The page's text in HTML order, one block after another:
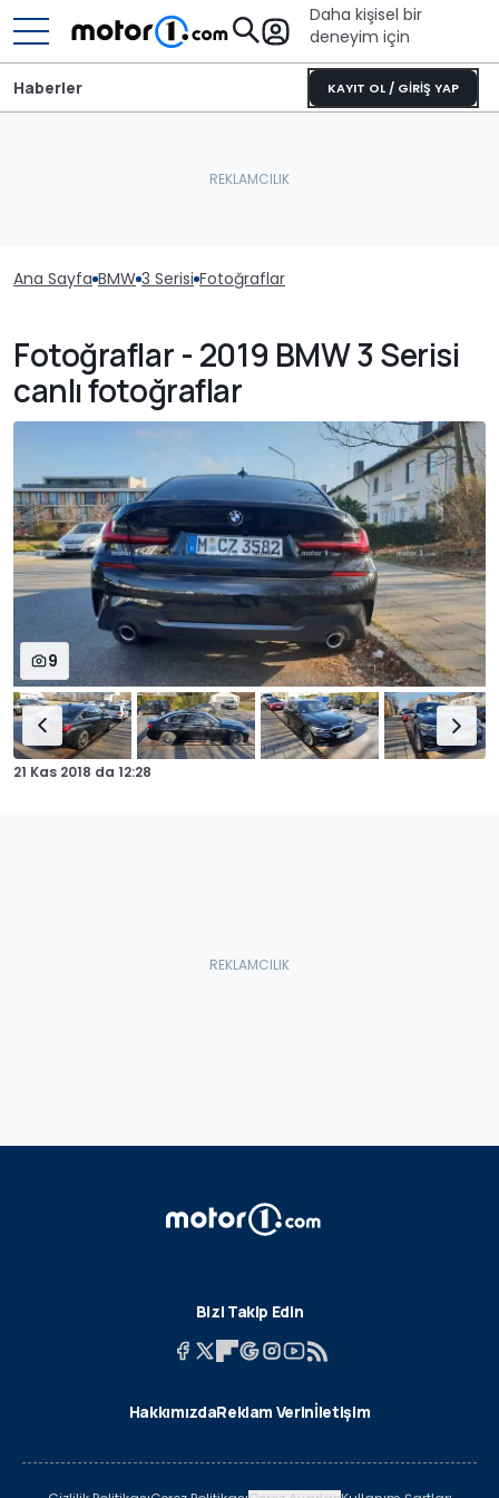
Daha kişisel bir
deneyim için
KAYIT OL / GİRİŞ YAP
Haberler
Ana Sayfa BMW 3 Serisi Fotoğraflar
Fotoğraflar - 2019 BMW 3 Serisi
canlı fotoğraflar
9
21 Kas 2018 da 12:28
Bizi Takip Edin
HakkımızdaReklam Verinİletişim